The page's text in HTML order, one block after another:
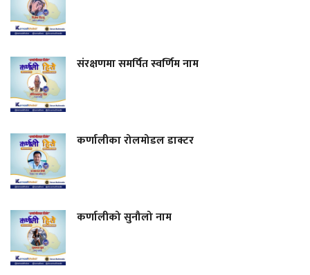
संरक्षणमा समर्पित स्वर्णिम नाम
कर्णालीका रोलमोडल डाक्टर
कर्णालीको सुनौलो नाम